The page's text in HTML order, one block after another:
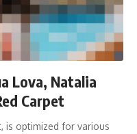
Lova, Natalia
Carpet
is optimized for various